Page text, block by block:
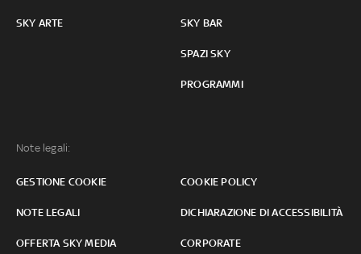
SKY ARTE SKY BAR
SPAZI SKY
PROGRAMMI
Note legali:
GESTIONE COOKIE COOKIE POLICY
NOTE LEGALI DICHIARAZIONE DI ACCESSIBILITÀ
OFFERTA SKY MEDIA CORPORATE